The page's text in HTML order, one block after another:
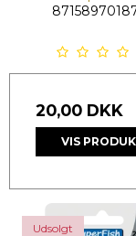
20,00 DKK
VIS
Udsolgt